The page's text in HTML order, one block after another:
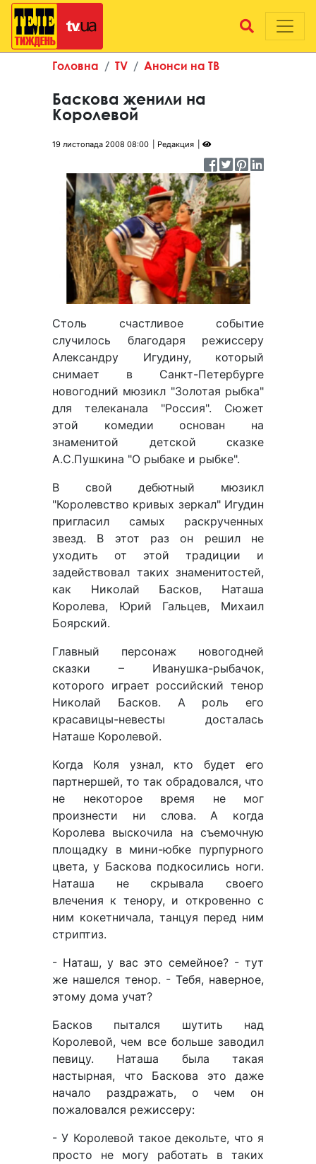
Головна TV Анонси на ТВ
Баскова женили на
Королевой
19 листопада 2008 08:00 Редакция
Столь счастливое событие
случилось благодаря режиссеру
Александру Игудину, который
снимает в Санкт-Петербурге
новогодний мюзикл "Золотая рыбка"
для телеканала "Россия". Сюжет
этой комедии основан на
знаменитой детской сказке
А.С.Пушкина "О рыбаке и рыбке".
В свой дебютный мюзикл
"Королевство кривых зеркал" Игудин
пригласил самых раскрученных
звезд. В этот раз он решил не
уходить от этой традиции и
задействовал таких знаменитостей,
как Николай Басков, Наташа
Королева, Юрий Гальцев, Михаил
Боярский.
Главный персонаж новогодней
сказки – Иванушка-рыбачок,
которого играет российский тенор
Николай Басков. А роль его
красавицы-невесты досталась
Наташе Королевой.
Когда Коля узнал, кто будет его
партнершей, то так обрадовался, что
не некоторое время не мог
произнести ни слова. А когда
Королева выскочила на съемочную
площадку в мини-юбке пурпурного
цвета, у Баскова подкосились ноги.
Наташа не скрывала своего
влечения к тенору, и откровенно с
ним кокетничала, танцуя перед ним
стриптиз.
- Наташ, у вас это семейное? - тут
же нашелся тенор. - Тебя, наверное,
этому дома учат?
Басков пытался шутить над
Королевой, чем все больше заводил
певицу. Наташа была такая
настырная, что Баскова это даже
начало раздражать, о чем он
пожаловался режиссеру:
- У Королевой такое декольте, что я
просто не могу работать в таких